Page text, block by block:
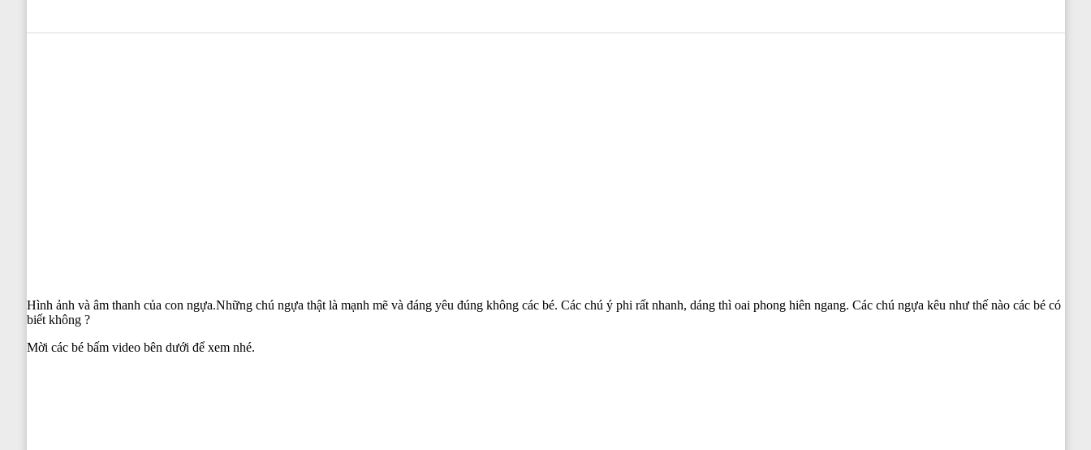
Hình ảnh và âm thanh của con ngựa.Những chú ngựa thật là mạnh mẽ và đáng yêu đúng không các bé. Các chú ý phi rất nhanh, dáng thì oai phong hiên ngang. Các chú ngựa kêu như thế nào các bé có
biết không ?
Mời các bé bấm video bên dưới để xem nhé.